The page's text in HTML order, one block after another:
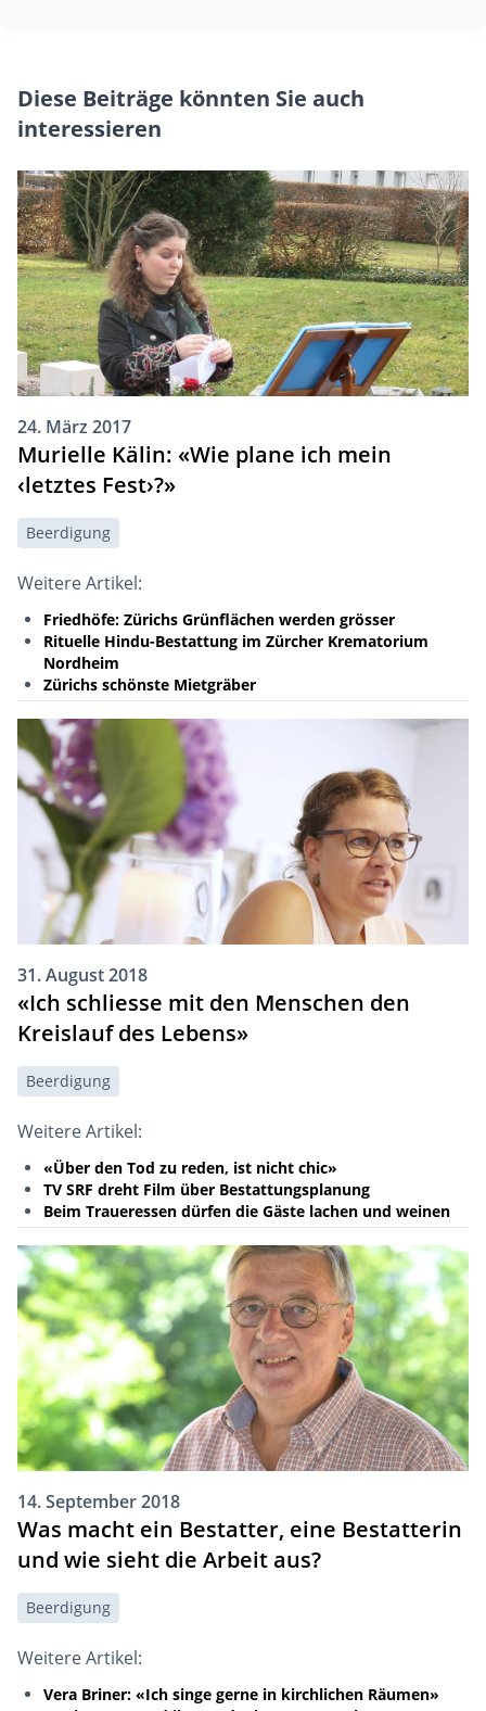
Diese Beiträge könnten Sie auch
interessieren
24. März 2017
Murielle Kälin: «Wie plane ich mein
‹letztes Fest›?»
Beerdigung
Weitere Artikel:
Friedhöfe: Zürichs Grünflächen werden grösser
Rituelle Hindu-Bestattung im Zürcher Krematorium
Nordheim
Zürichs schönste Mietgräber
31. August 2018
«Ich schliesse mit den Menschen den
Kreislauf des Lebens»
Beerdigung
Weitere Artikel:
«Über den Tod zu reden, ist nicht chic»
TV SRF dreht Film über Bestattungsplanung
Beim Traueressen dürfen die Gäste lachen und weinen
14. September 2018
Was macht ein Bestatter, eine Bestatterin
und wie sieht die Arbeit aus?
Beerdigung
Weitere Artikel:
Vera Briner: «Ich singe gerne in kirchlichen Räumen»